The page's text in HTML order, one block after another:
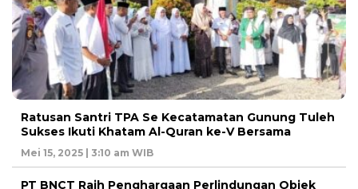
Ratusan Santri TPA Se Kecatamatan Gunung Tuleh
Sukses Ikuti Khatam Al-Quran ke-V Bersama
Mei 15, 2025 | 3:10 am WIB
PT BNCT Raih Penghargaan Perlindungan Objek